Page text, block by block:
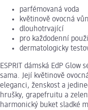
parfémovaná voda
květinově ovocná
dlouhotrvající
pro každodenní
dermatologicky
ESPRIT dámská EdP
sama. Její květinově
eleganci, ženskost a
hrušky, grapefruitu a
harmonický buket sladké